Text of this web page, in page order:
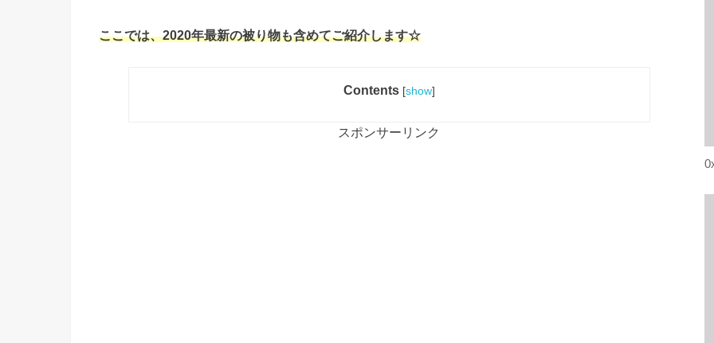
ここでは、2020年最新の被り物も含めてご紹介します☆
Contents [show]
スポンサーリンク